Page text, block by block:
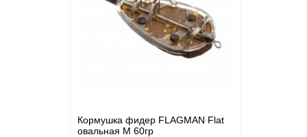
Кормушка фидер FLAGMAN Flat
овальная M 60гр